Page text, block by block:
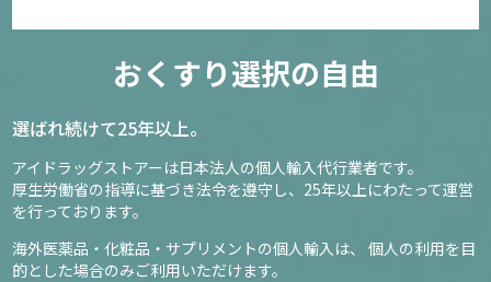
おくすり選択の自由
選ばれ続けて25年以上。
アイドラッグストアーは日本法人の個人輸入代行業者です。
厚生労働省の指導に基づき法令を遵守し、 25年以上にわたって運営
を行っております。
海外医薬品・化粧品・サプリメントの個人輸入は、
個人の利用を目
的とした場合のみご利用いただけます。